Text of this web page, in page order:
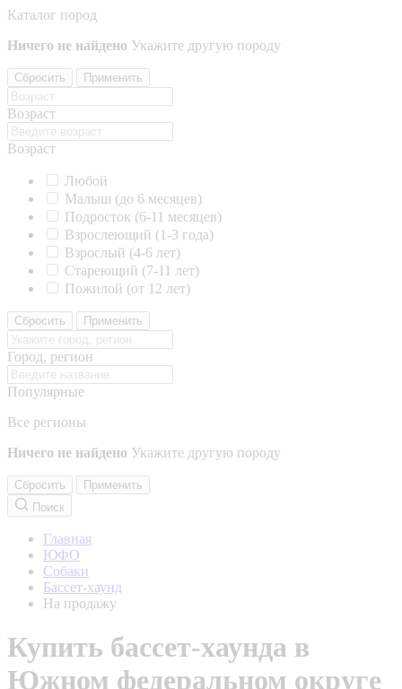
Каталог пород
Ничего не найдено Укажите другую породу
Сбросить Применить
Возраст
Возраст
Любой
Малыш (до 6 месяцев)
Подросток (6-11 месяцев)
Взрослеющий (1-3 года)
Взрослый (4-6 лет)
Стареющий (7-11 лет)
Пожилой (от 12 лет)
Сбросить Применить
Город, регион
Популярные
Все регионы
Ничего не найдено Укажите другую породу
Сбросить
Применить
Поиск
Главная
ЮФО
Собаки
Бассет-хаунд
На продажу
Купить бассет-хаунда в
Южном федеральном округе